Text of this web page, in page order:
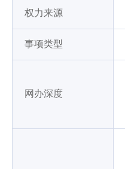
权力来源
事项类型
网办深度